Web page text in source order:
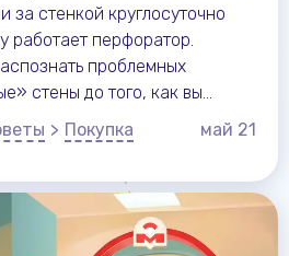
за стенкой круглосуточно
работает перфоратор.
проблемных
стены до того, как вы
> Покупка май 21